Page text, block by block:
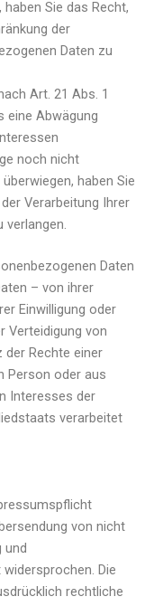
Sie das Recht,
der
Daten zu
Art. 21 Abs. 1
eine Abwägung
noch nicht
haben Sie
Verarbeitung Ihrer
verlangen.
Daten
– von ihrer
Einwilligung oder
Verteidigung von
Rechte einer
Person oder aus
Interesses der
verarbeitet
von nicht
und
Die
rechtliche